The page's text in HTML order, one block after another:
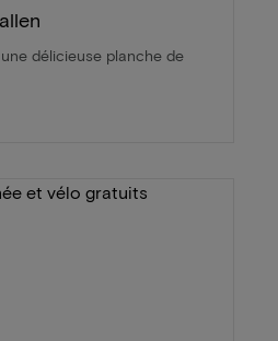
délicieuse planche de